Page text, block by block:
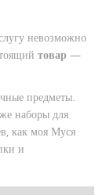
невозможно
товар —
предметы.
наборы для
как моя Муся
и